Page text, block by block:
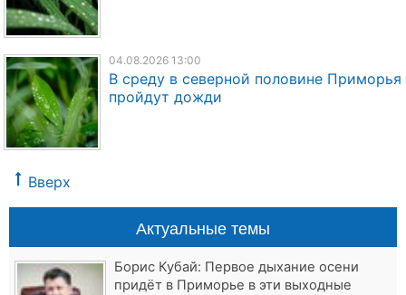
04.08.2026 13:00
В среду в северной половине Приморья
пройдут дожди
Вверх
Актуальные темы
Борис Кубай: Первое дыхание осени
придёт в Приморье в эти выходные